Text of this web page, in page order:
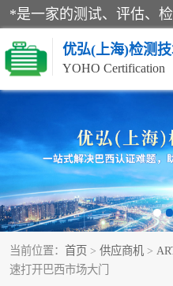
优弘(上海)检测
YOHO Certification
当前位置： 首页 > 供应商机 >
速打开巴西市场大门
RECYCLASS认证
NR12认证
ART认证
巴西认证